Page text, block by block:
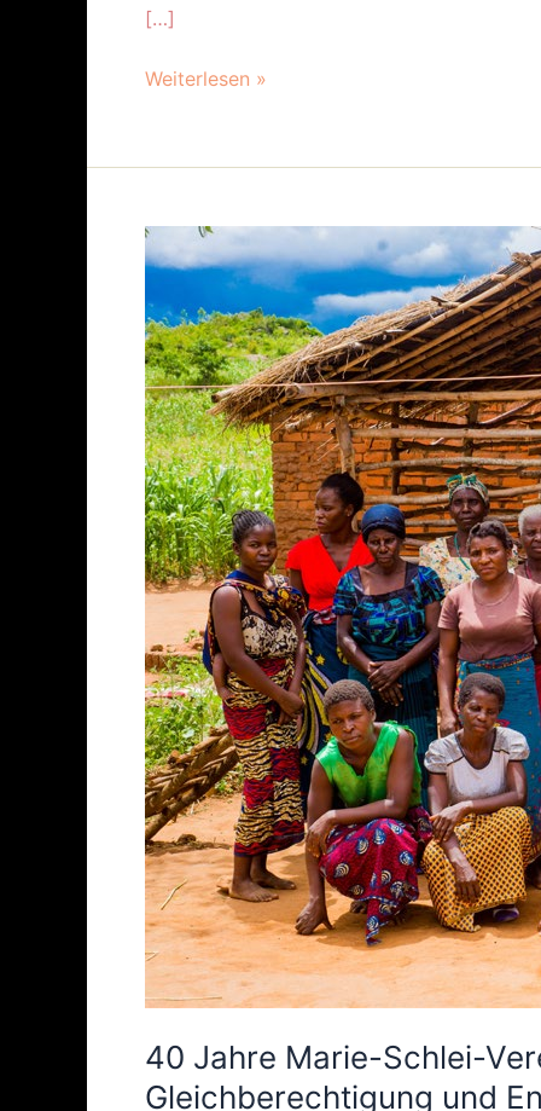
[…]
Weiterlesen »
40 Jahre Marie-Schlei-
Gleichberechtigung und
40
Jahre
Marie-
Schlei-
Verein:
Frauen
stärken
weltweit
–
Gemeinsam
für
Gleichberechtigung
Entwicklung